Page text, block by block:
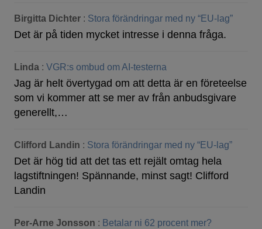
Birgitta Dichter : Stora förändringar med ny “EU-lag”
Det är på tiden mycket intresse i denna fråga.
Linda : VGR:s ombud om AI-testerna
Jag är helt övertygad om att detta är en företeelse
som vi kommer att se mer av från anbudsgivare
generellt,…
Clifford Landin : Stora förändringar med ny “EU-lag”
Det är hög tid att det tas ett rejält omtag hela
lagstiftningen! Spännande, minst sagt! Clifford
Landin
Per-Arne Jonsson : Betalar ni 62 procent mer?